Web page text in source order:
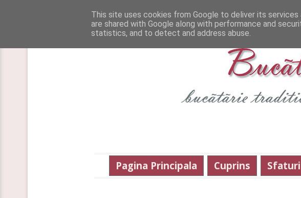
Pagina Principala Cuprins
This site uses cookies from Google to deliver its
are shared with Google along with performance and
statistics, and to detect and address abuse.